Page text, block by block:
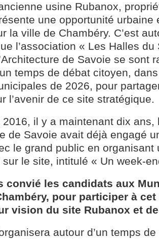
usine Rubanox,
une opportunité urbaine
la ville de Chambéry. C’est
l’association « Les Halles du
de Savoie se sont
temps de débat citoyen,
de 2026, pour
l’avenir de ce site stratégique.
2016, il y a maintenant dix ans,
de Savoie avait déjà engagé
le grand public en organisant
sur le site, intitulé « Un week-
convié les candidats aux
pour participer à
vision du site Rubanox et
autour d’un temps